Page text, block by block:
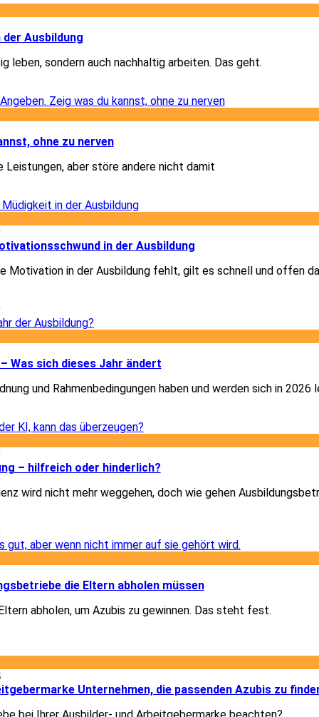
Ausbildung
leben, sondern auch nachhaltig arbeiten. Das geht.
ohne zu nerven
Leistungen, aber störe andere nicht damit
in der Ausbildung
Motivation in der Ausbildung fehlt, gilt es schnell und offen
Was sich dieses Jahr ändert
und Rahmenbedingungen haben und werden sich in 2026
– hilfreich oder hinderlich?
wird nicht mehr weggehen, doch wie gehen
die Eltern abholen müssen
abholen, um Azubis zu gewinnen. Das steht fest.
Unternehmen, die passenden Azubis zu